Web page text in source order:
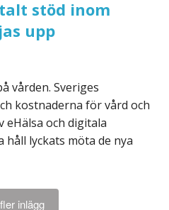
stöd inom
upp
vården. Sveriges
kostnaderna för vård och
eHälsa och digitala
lyckats möta de nya
inlägg